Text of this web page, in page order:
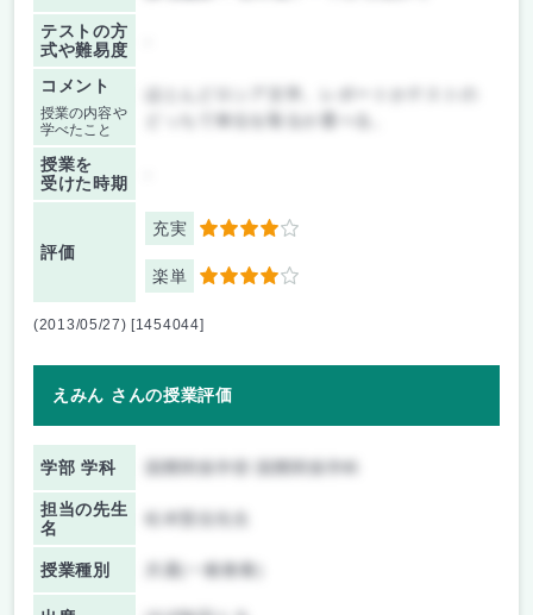
テストの方
式や難易度
コメント
授業の内容や
学べたこと
授業を
受けた時期
評価
充実 4
楽単 4
(2013/05/27) [1454044]
えみん さんの授業評価
学部 学科
担当の先生
名
授業種別 共通(一般教養)